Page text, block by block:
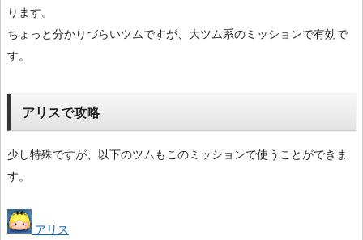
ります。
ちょっと分かりづらいツムですが、大ツム系のミッションで有効で
す。
アリスで攻略
少し特殊ですが、以下のツムもこのミッションで使うことができま
す。
アリス